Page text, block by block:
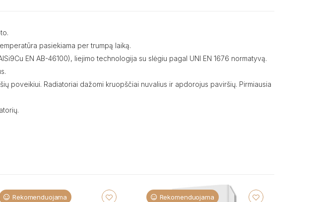
pasiekiama per trumpą laiką.
EN AB-46100), liejimo technologija su slėgiu pagal UNI EN 1676 normatyvą.
poveikiui. Radiatoriai dažomi kruopščiai nuvalius ir apdorojus paviršių. Pirmiausia
Rekomenduojama Rekomenduojama